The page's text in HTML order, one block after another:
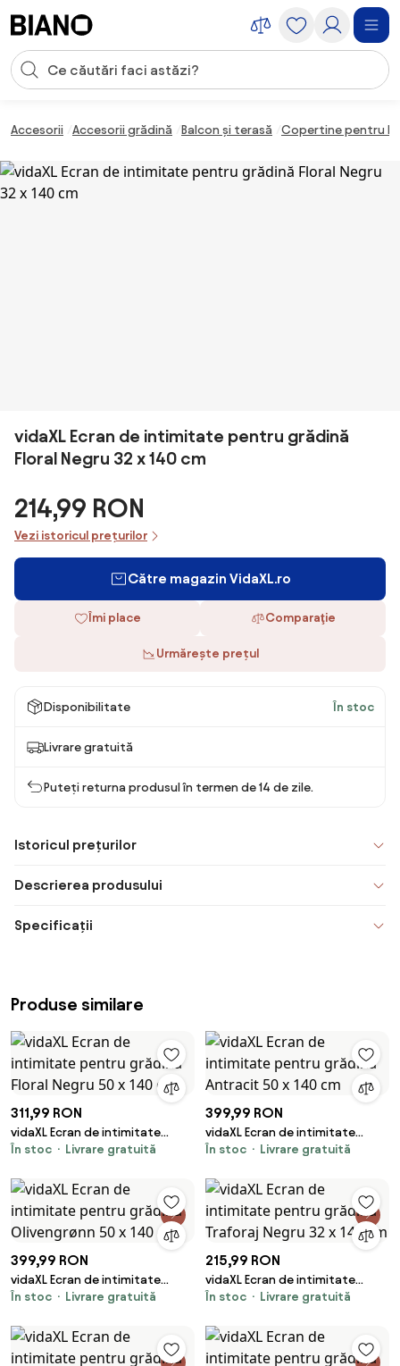
Introducerea căutării
Accesorii Accesorii grădină Balcon și terasă Copertine pentru
vidaXL Ecran de intimitate pentru grădină
Floral Negru 32 x 140 cm
214,99 RON
Vezi istoricul prețurilor
Către magazin VidaXL.ro
Îmi place Comparaţie
Urmărește prețul
Disponibilitate În stoc
Livrare gratuită
Puteți returna produsul în termen de 14 de zile.
Istoricul prețurilor
Descrierea produsului
Specificații
Produse similare
311,99 RON
vidaXL Ecran de intimitate
pentru grădină Floral Negru 50 x
În stoc Livrare gratuită
399,99 RON
vidaXL Ecran de intimitate
pentru grădină Antracit 50 x
În stoc Livrare gratuită
399,99 RON
vidaXL Ecran de intimitate
pentru grădină Olivengrønn 50
În stoc Livrare gratuită
215,99 RON
vidaXL Ecran de intimitate
pentru grădină Traforaj Negru
În stoc Livrare gratuită